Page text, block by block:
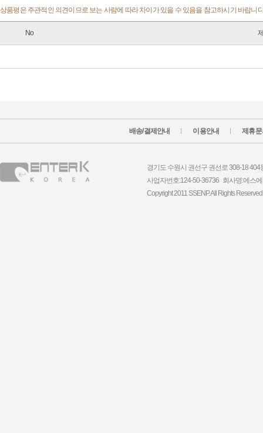
상품평은 주관적인 의견이므로 보는 사람에 따라 차이가 있을 수 있음을 참고하시기 바랍니
No
배송/결제안내 이용안내 제휴문
경기도 수원시 권선구 권선로 308-18
사업자번호:124-50-36736 회사명:에스
Copyright 2011 SSENP. All Rights Reserved